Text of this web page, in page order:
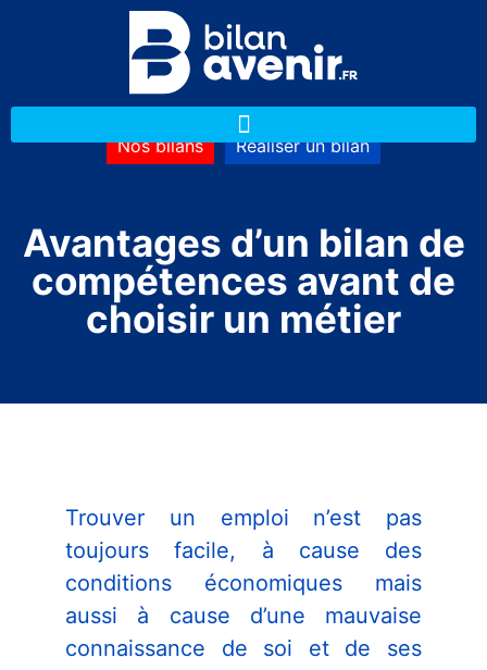
Nos bilans Réaliser un bilan
Avantages d’un bilan de
compétences avant de
choisir un métier
Trouver un emploi n’est pas
toujours facile, à cause des
conditions économiques mais
aussi à cause d’une mauvaise
connaissance de soi et de ses